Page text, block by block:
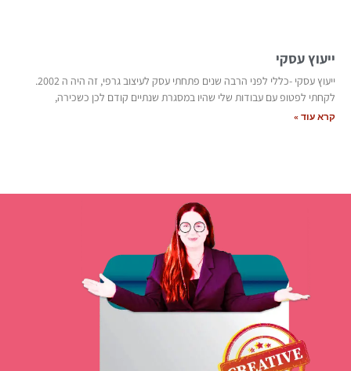
ייעוץ עסקי
ייעוץ עסקי -כללי לפני הרבה שנים פתחתי עסק לעיצוב גרפי, זה היה ה 2002.
לקחתי לפטופ עם עבודות שלי שהיו במסגרת שנתיים קודם לכן כשכירה,
קרא עוד »